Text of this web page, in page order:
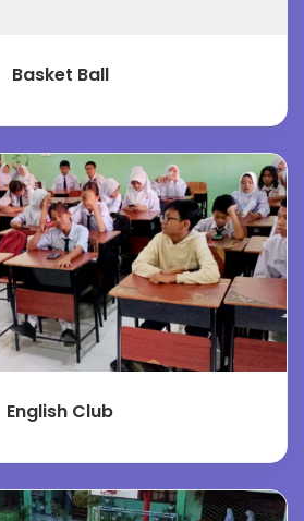
Basket Ball
English Club